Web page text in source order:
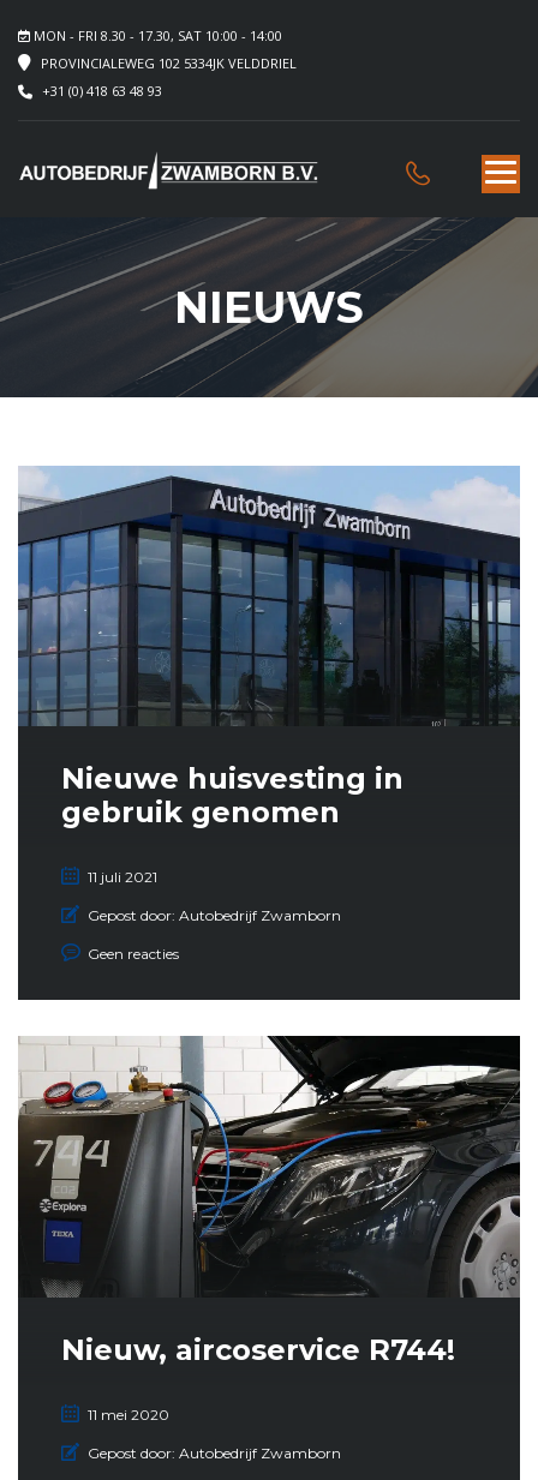
MON - FRI 8.30 - 17.30, SAT 10:00 - 14:00
PROVINCIALEWEG 102 5334JK VELDDRIEL
+31 (0) 418 63 48 93
NIEUWS
Nieuwe huisvesting in
gebruik genomen
11 juli 2021
Gepost door: Autobedrijf Zwamborn
Geen reacties
Nieuw, aircoservice R744!
11 mei 2020
Gepost door: Autobedrijf Zwamborn